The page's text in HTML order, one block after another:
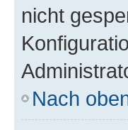
nicht
Nach